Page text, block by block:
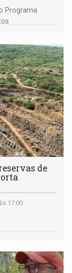
Programa
até 1º de
de
17:00